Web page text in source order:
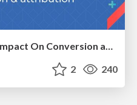
Measuring Dark Social's Impact On Conversion and Attribution
2 240